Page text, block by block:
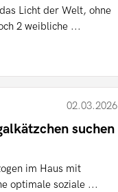
Licht der Welt, ohne
2 weibliche ...
02.03.2026
suchen
im Haus mit
optimale soziale ...